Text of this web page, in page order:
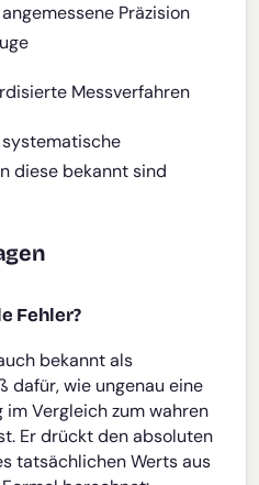
Präzision
Messverfahren
diese bekannt sind
Fehler?
bekannt als
dafür, wie ungenau eine
im Vergleich zum wahren
Er drückt den absoluten
tatsächlichen Werts aus